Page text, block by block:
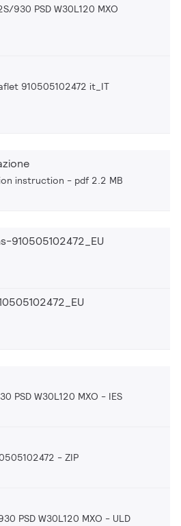
930 PSD W30L120 MXO
910505102472 it_IT
instruction pdf 2.2 MB
PSD W30L120 MXO IES
ZIP
PSD W30L120 MXO ULD